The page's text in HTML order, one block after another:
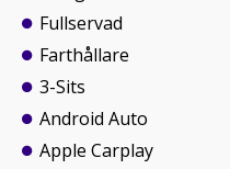
Fullservad
Farthållare
3-Sits
Android Auto
Apple Carplay